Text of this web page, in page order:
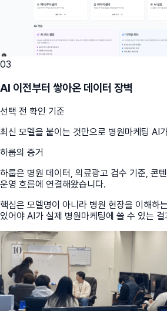
03
AI 이전부터 쌓아온 데이터 장벽
선택 전 확인 기준
최신 모델을 붙이는 것만으로 병원마케팅 AI
하룹의 증거
하룹은 병원 데이터, 의료광고 검수 기준, 콘
운영 흐름에 연결해왔습니다.
핵심은 모델명이 아니라 병원 현장을 이해하
있어야 AI가 실제 병원마케팅에 쓸 수 있는